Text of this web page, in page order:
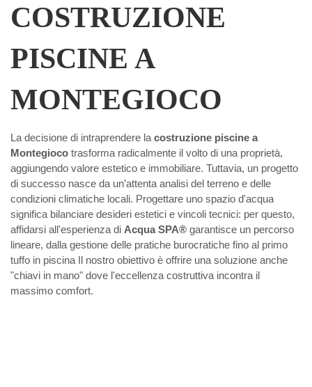
COSTRUZIONE
PISCINE A
MONTEGIOCO
La decisione di intraprendere la costruzione piscine a
Montegioco trasforma radicalmente il volto di una proprietà,
aggiungendo valore estetico e immobiliare. Tuttavia, un progetto
di successo nasce da un’attenta analisi del terreno e delle
condizioni climatiche locali. Progettare uno spazio d'acqua
significa bilanciare desideri estetici e vincoli tecnici: per questo,
affidarsi all'esperienza di Acqua SPA® garantisce un percorso
lineare, dalla gestione delle pratiche burocratiche fino al primo
tuffo in piscina Il nostro obiettivo è offrire una soluzione anche
"chiavi in mano" dove l'eccellenza costruttiva incontra il
massimo comfort.